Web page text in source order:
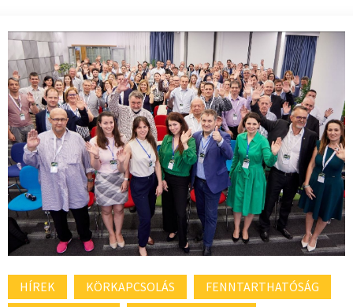
HÍREK KÖRKAPCSOLÁS
FENNTARTHATÓSÁG